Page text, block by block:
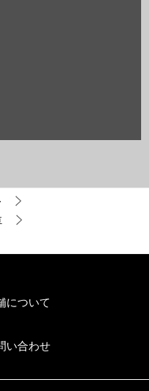
について
い合わせ